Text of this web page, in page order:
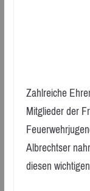
Zahlreiche
Mitglieder der
Albrechtser
diesen